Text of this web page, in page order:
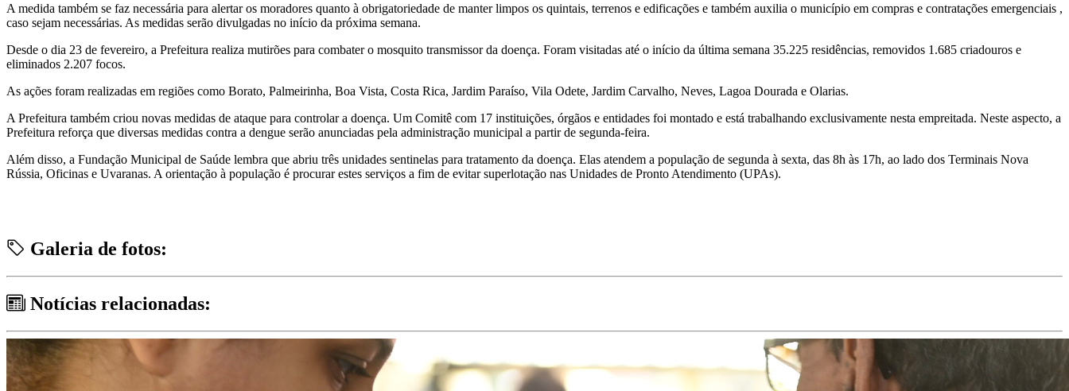
A medida também se faz necessária para alertar os moradores quanto à obrigatoriedade de manter limpos os quintais, terrenos e edificações e também auxilia o município em compras e contratações emergenciais ,
caso sejam necessárias. As medidas serão divulgadas no início da próxima semana.
Desde o dia 23 de fevereiro, a Prefeitura realiza mutirões para combater o mosquito transmissor da doença. Foram visitadas até o início da última semana 35.225 residências, removidos 1.685 criadouros e
eliminados 2.207 focos.
As ações foram realizadas em regiões como Borato, Palmeirinha, Boa Vista, Costa Rica, Jardim Paraíso, Vila Odete, Jardim Carvalho, Neves, Lagoa Dourada e Olarias.
A Prefeitura também criou novas medidas de ataque para controlar a doença. Um Comitê com 17 instituições, órgãos e entidades foi montado e está trabalhando exclusivamente nesta empreitada. Neste aspecto, a
Prefeitura reforça que diversas medidas contra a dengue serão anunciadas pela administração municipal a partir de segunda-feira.
Além disso, a Fundação Municipal de Saúde lembra que abriu três unidades sentinelas para tratamento da doença. Elas atendem a população de segunda à sexta, das 8h às 17h, ao lado dos Terminais Nova
Rússia, Oficinas e Uvaranas. A orientação à população é procurar estes serviços a fim de evitar superlotação nas Unidades de Pronto Atendimento (UPAs).
Galeria de fotos:
Notícias relacionadas: